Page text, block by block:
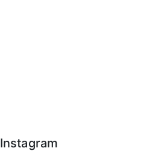
Instagram